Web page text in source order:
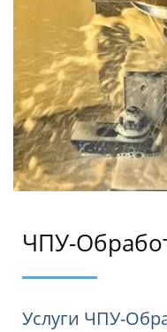
ЧПУ-
Услуги ЧПУ-